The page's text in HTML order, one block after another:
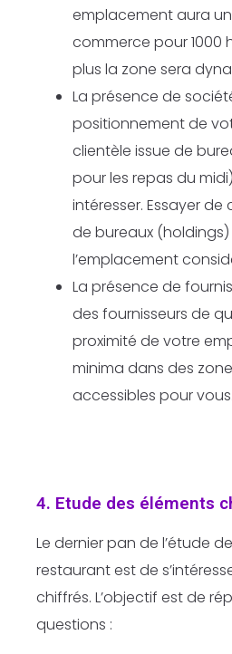
emplacement aura
commerce pour 1000
plus la zone sera
La présence de
positionnement de
clientèle issue de
pour les repas du
intéresser. Essayer
de bureaux
l’emplacement
La présence de
des fournisseurs de
proximité de votre
minima dans des
accessibles pour vous.
4. Etude des éléments
Le dernier pan de l’étude
restaurant est de
chiffrés. L’objectif est de
questions :